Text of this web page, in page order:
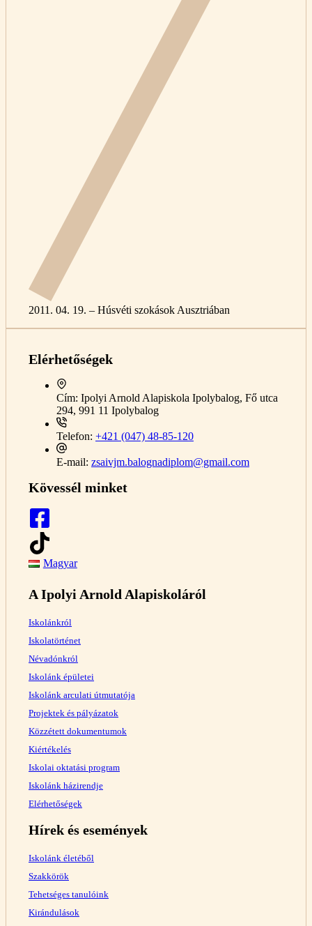
2011. 04. 19. – Húsvéti szokások Ausztriában
Elérhetőségek
Cím: Ipolyi Arnold Alapiskola Ipolybalog, Fő utca
294, 991 11 Ipolybalog
Telefon: +421 (047) 48-85-120
E-mail: zsaivjm.balognadiplom@gmail.com
Kövessél minket
Magyar
A Ipolyi Arnold Alapiskoláról
Iskolánkról
Iskolatörténet
Névadónkról
Iskolánk épületei
Iskolánk arculati útmutatója
Projektek és pályázatok
Közzétett dokumentumok
Kiértékelés
Iskolai oktatási program
Iskolánk házirendje
Elérhetőségek
Hírek és események
Iskolánk életéből
Szakkörök
Tehetséges tanulóink
Kirándulások